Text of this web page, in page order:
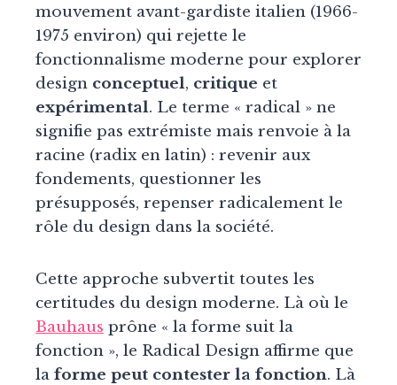
mouvement avant-gardiste italien (1966-
1975 environ) qui rejette le
fonctionnalisme moderne pour explorer
design conceptuel, critique et
expérimental. Le terme « radical » ne
signifie pas extrémiste mais renvoie à la
racine (radix en latin) : revenir aux
fondements, questionner les
présupposés, repenser radicalement le
rôle du design dans la société.
Cette approche subvertit toutes les
certitudes du design moderne. Là où le
Bauhaus prône « la forme suit la
fonction », le Radical Design affirme que
la forme peut contester la fonction. Là